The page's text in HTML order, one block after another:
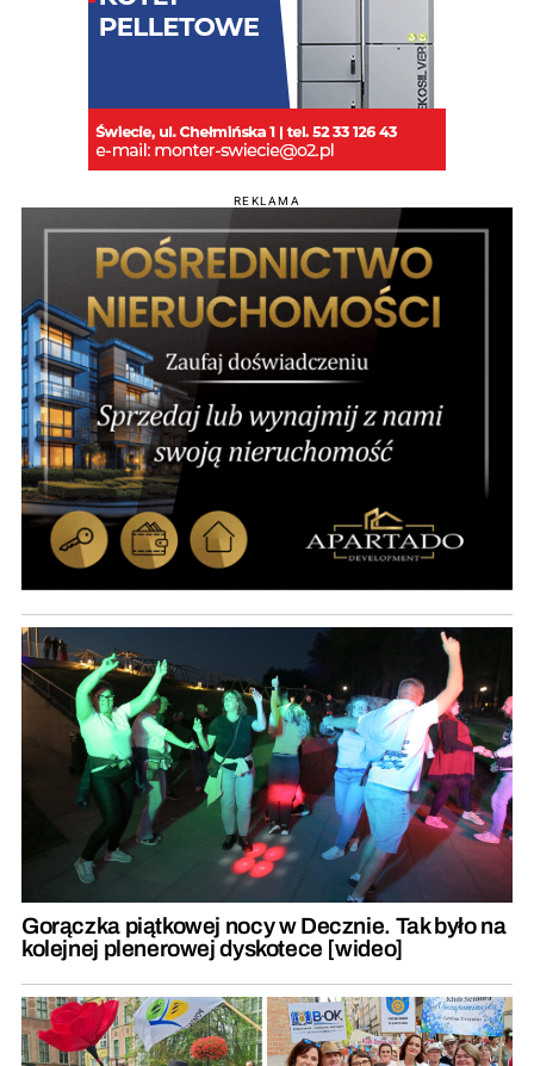
REKLAMA
Gorączka piątkowej nocy w Decznie. Tak było na
kolejnej plenerowej dyskotece [wideo]